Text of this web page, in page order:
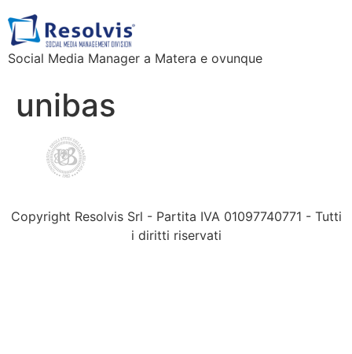
Social Media Manager a Matera e ovunque
unibas
Copyright Resolvis Srl - Partita IVA 01097740771 - Tutti
i diritti riservati